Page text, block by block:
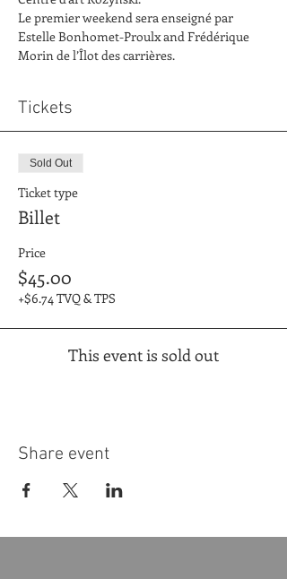
Le premier weekend sera enseigné par
Estelle Bonhomet-Proulx and Frédérique
Morin de l’Îlot des carrières.
Tickets
Sold Out
Ticket type
Billet
Price
$45.00
+$6.74 TVQ & TPS
This event is sold out
Share event